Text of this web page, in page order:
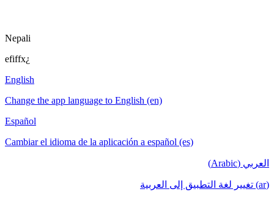
Nepali
efiffx¿
English
Change the app language to English (en)
Español
Cambiar el idioma de la aplicación a español (es)
العربي (Arabic)
(ar) تغيير لغة التطبيق إلى العربية